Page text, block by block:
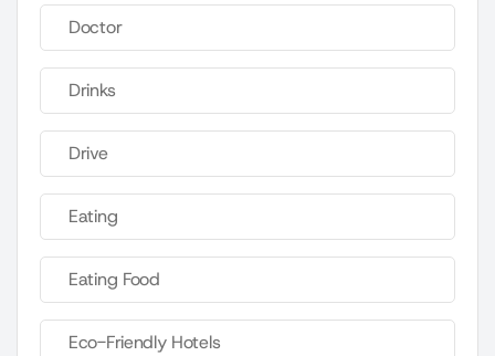
Doctor
Drinks
Drive
Eating
Eating Food
Eco-Friendly Hotels